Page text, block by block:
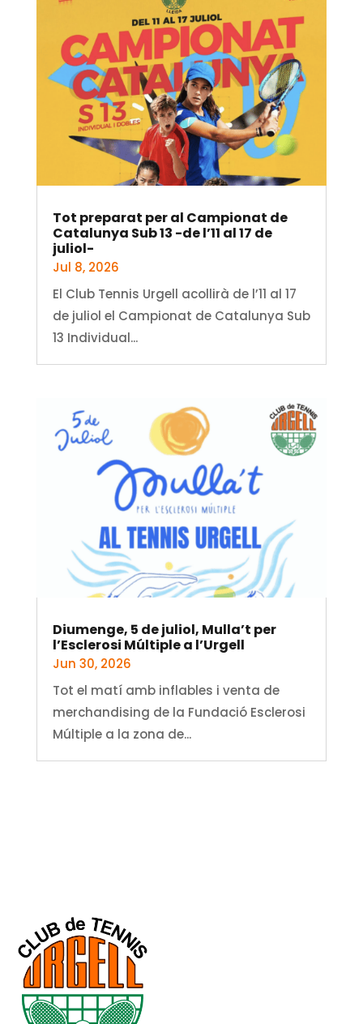
Tot preparat per al Campionat de
Catalunya Sub 13 -de l’11 al 17 de
juliol-
Jul 8, 2026
El Club Tennis Urgell acollirà de l’11 al 17
de juliol el Campionat de Catalunya Sub
13 Individual...
Diumenge, 5 de juliol, Mulla’t per
l’Esclerosi Múltiple a l’Urgell
Jun 30, 2026
Tot el matí amb inflables i venta de
merchandising de la Fundació Esclerosi
Múltiple a la zona de...